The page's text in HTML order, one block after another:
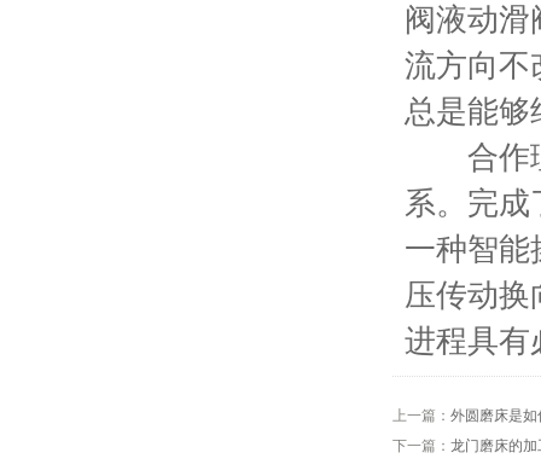
阀液动
流方向不
总是能够
合作理
系。完
一种智能
压传动
进程具有
上一篇： 外圆磨床是
下一篇： 龙门磨床的